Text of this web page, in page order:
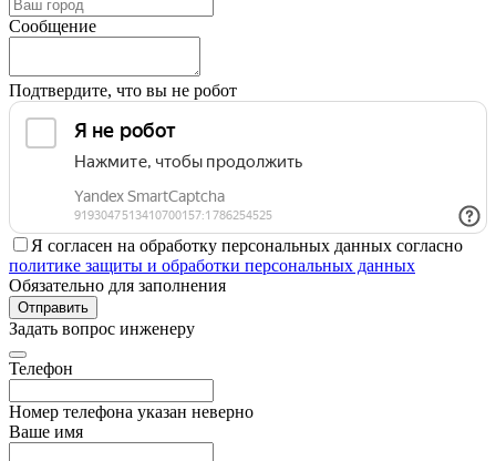
Сообщение
Подтвердите, что вы не робот
Я согласен на обработку персональных данных согласно
политике защиты и обработки персональных данных
Обязательно для заполнения
Отправить
Задать вопрос инженеру
Телефон
Номер телефона указан неверно
Ваше имя